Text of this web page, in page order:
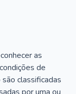
as
de
classificadas